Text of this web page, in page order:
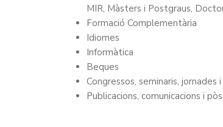
MIR, Màsters i Postgraus,
Formació Complementària
Idiomes
Informàtica
Beques
Congressos, seminaris, jornades
Publicacions, comunicacions i